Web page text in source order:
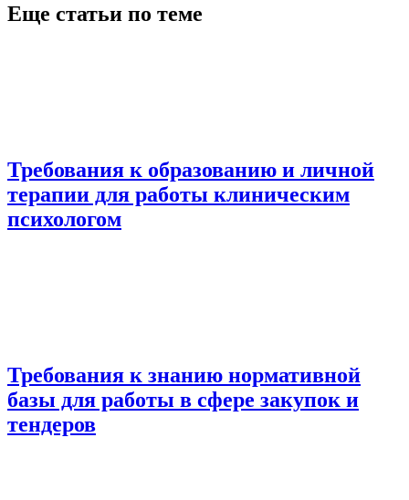
Еще статьи по теме
Требования к образованию и личной
терапии для работы клиническим
психологом
Требования к знанию нормативной
базы для работы в сфере закупок и
тендеров